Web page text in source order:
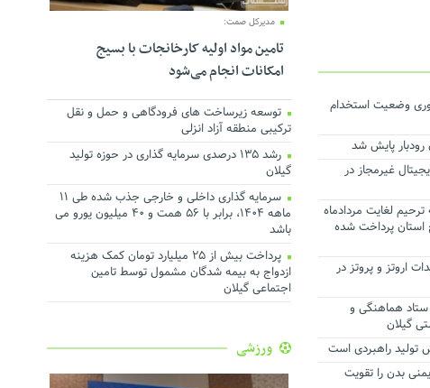
وضعیت استخدام
پایش شد
دیجیتال غیرمجاز در
ترحیم لغایت مردادماه
پرداخت شده
اروتز و پروتز در
هماهنگی و
گیلان
تولید راهبردی است
بدن را تقویت
مدیرکل صمت:
تامین مواد اولیه کارخانجات با بسیج
امکانات انجام می‌شود
توسعه زیرساخت های فرودگاهی و حمل و نقل
ترکیبی منطقه آزاد انزلی
رشد ۱۳۵ درصدی سرمایه گذاری در حوزه تولید
گیلان
سرمایه گذاری داخلی و خارجی جذب شده طی ۱۱
ماهه ۱۴۰۴، برابر با ۵۶ همت و ۴۰ میلیون یورو می
باشد
پرداخت بیش از ۲۵ میلیارد تومان کمک هزینه
ازدواج به بیمه شدگان مشمول توسط تامین
اجتماعی گیلان
ورزشی